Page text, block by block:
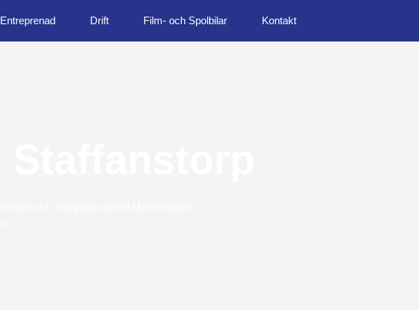
Entreprenad Drift Film- och Spolbilar Kontakt